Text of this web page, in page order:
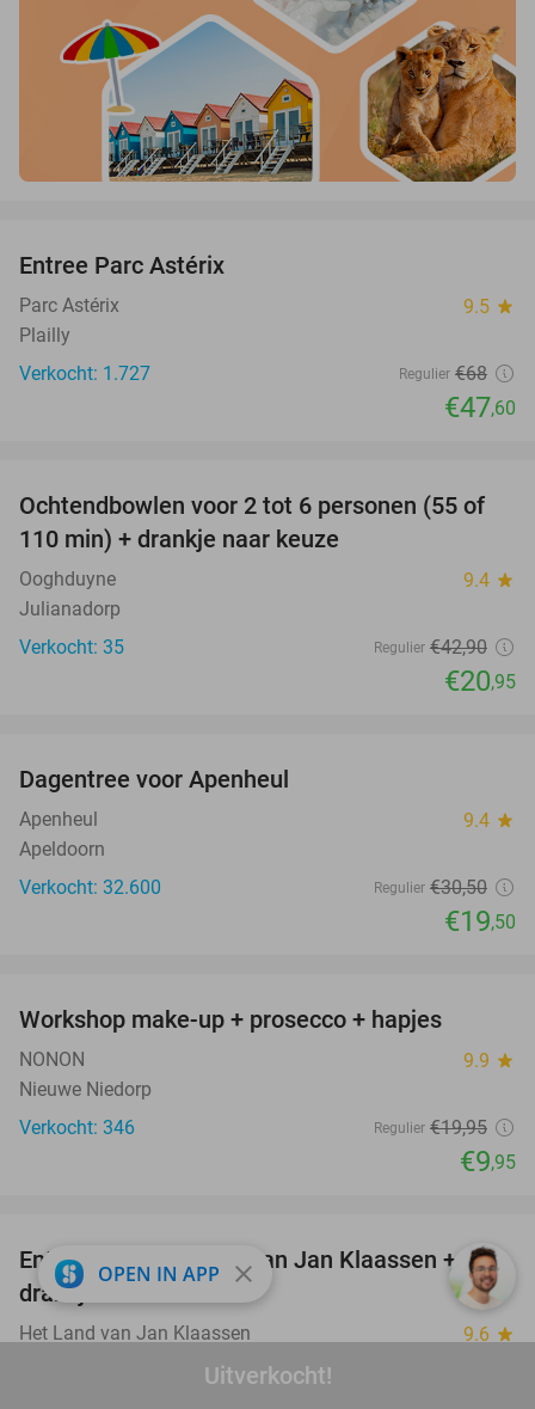
Uitverkocht!
Entree Parc Astérix
Parc Astérix 9.5 star
Plailly
Verkocht: 1.727
Regulier €68
€47,60
51%
Ochtendbowlen voor 2 tot 6 personen (55 of
110 min) + drankje naar keuze
Ooghduyne 9.4 star
Julianadorp
Verkocht: 35
Regulier €42,90
€20,95
Dagentree voor Apenheul
Apenheul 9.4 star
Apeldoorn
Verkocht: 32.600
Regulier €30,50
€19,50
Workshop make-up + prosecco + hapjes
NONON 9.9 star
Nieuwe Niedorp
Verkocht: 346
Regulier €19,95
€9,95
30%
Entree voor Het Land van Jan Klaassen +
drankje
Het Land van Jan Klaassen 9.6 star
OPEN IN APP close